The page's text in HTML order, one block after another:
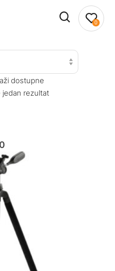
0
dostupne
jedan rezultat